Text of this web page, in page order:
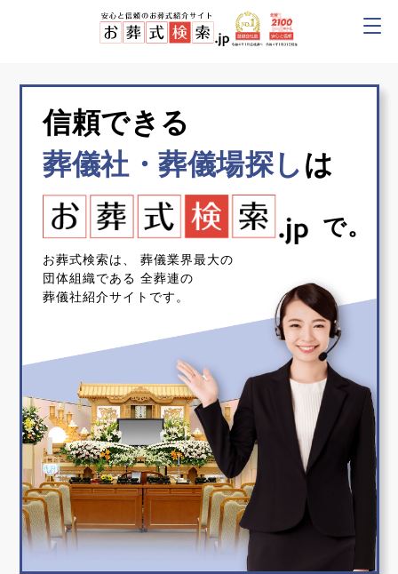
信頼できる
葬儀社・葬儀場探しは
で。
お葬式検索は、
葬儀業界最大の
団体組織である 全葬連の
葬儀社紹介サイトです。